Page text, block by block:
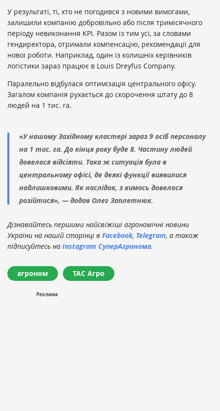
У результаті, ті, хто не погодився з новими вимогами,
залишили компанію добровільно або після тримісячного
періоду невиконання KPI. Разом із тим усі, за словами
гендиректора, отримали компенсацію, рекомендації для
нової роботи. Наприклад, один із колишніх керівників
логістики зараз працює в Louis Dreyfus Company.
Паралельно відбулася оптимізація центрального офісу.
Загалом компанія рухається до скорочення штату до 8
людей на 1 тис. га.
«У нашому Західному кластері зараз 9 осіб персоналу
на 1 тис. га. До кінця року буде 8. Частину людей
довелося відсіяти. Така ж ситуація була в
центральному офісі, де деякі функції виявилися
надлишковими. Як наслідок, з кимось довелося
розійтися», — додав Олег Заплетнюк.
Дізнавайтесь першими найсвіжіші агрономічні новини
України на нашій сторінці в Facebook, Telegram, а також
підписуйтесь на Instagram СуперАгронома.
агроном ТАС Агро